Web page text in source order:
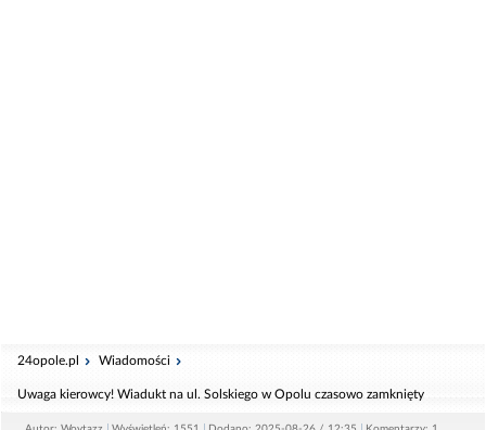
24opole.pl Wiadomości
Uwaga kierowcy! Wiadukt na ul. Solskiego w Opolu czasowo zamknięty